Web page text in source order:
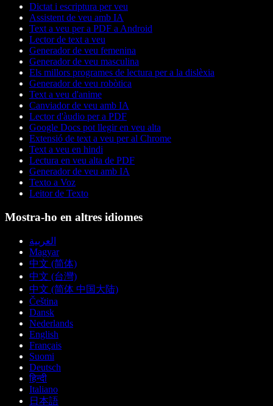
Dictat i escriptura per veu
Assistent de veu amb IA
Text a veu per a PDF a Android
Lector de text a veu
Generador de veu femenina
Generador de veu masculina
Els millors programes de lectura per a la dislèxia
Generador de veu robòtica
Text a veu d'anime
Canviador de veu amb IA
Lector d'àudio per a PDF
Google Docs pot llegir en veu alta
Extensió de text a veu per al Chrome
Text a veu en hindi
Lectura en veu alta de PDF
Generador de veu amb IA
Texto a Voz
Leitor de Texto
Mostra-ho en altres idiomes
العربية
Magyar
中文 (简体)
中文 (台灣)
中文 (简体 中国大陆)
Čeština
Dansk
Nederlands
English
Français
Suomi
Deutsch
हिन्दी
Italiano
日本語